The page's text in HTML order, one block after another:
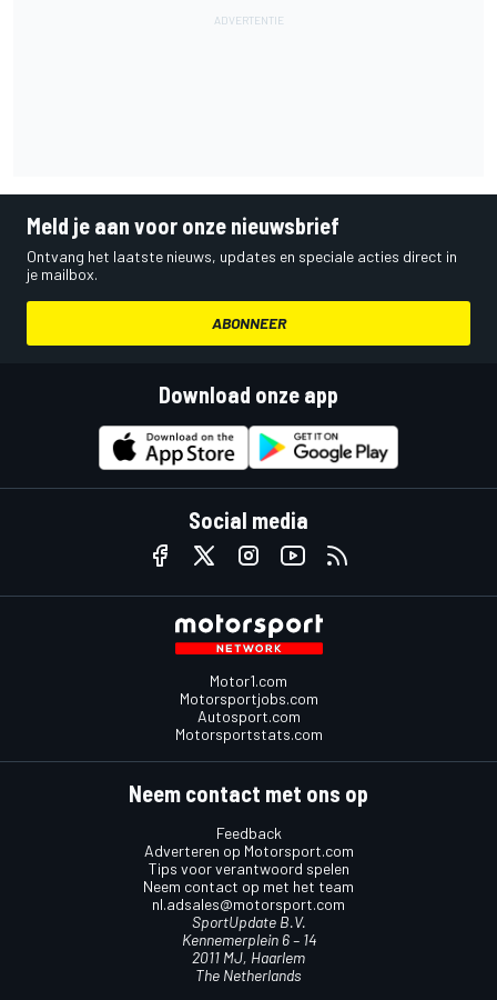
Meld je aan voor onze nieuwsbrief
Ontvang het laatste nieuws, updates en speciale acties direct in
je mailbox.
ABONNEER
Download onze app
Social media
Motor1.com
Motorsportjobs.com
Autosport.com
Motorsportstats.com
Neem contact met ons op
Feedback
Adverteren op Motorsport.com
Tips voor verantwoord spelen
Neem contact op met het team
nl.adsales@motorsport.com
SportUpdate B.V.
Kennemerplein 6 – 14
2011 MJ, Haarlem
The Netherlands